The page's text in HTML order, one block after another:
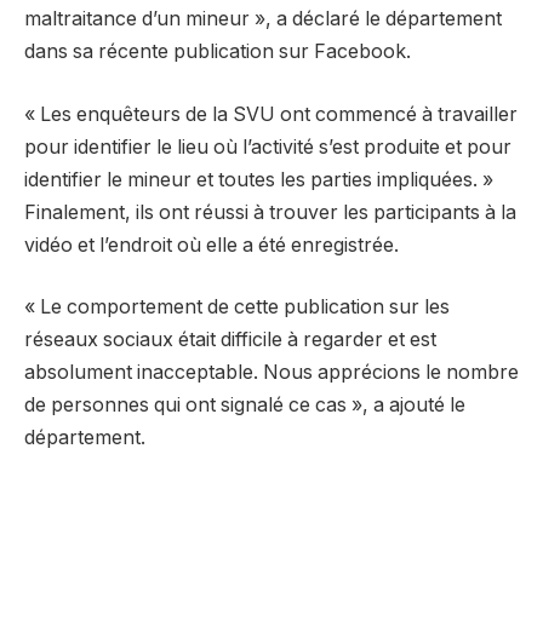
maltraitance d’un mineur », a déclaré le département
dans sa récente publication sur Facebook.
« Les enquêteurs de la SVU ont commencé à travailler
pour identifier le lieu où l’activité s’est produite et pour
identifier le mineur et toutes les parties impliquées. »
Finalement, ils ont réussi à trouver les participants à la
vidéo et l’endroit où elle a été enregistrée.
« Le comportement de cette publication sur les
réseaux sociaux était difficile à regarder et est
absolument inacceptable. Nous apprécions le nombre
de personnes qui ont signalé ce cas », a ajouté le
département.